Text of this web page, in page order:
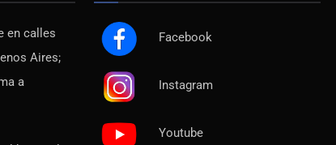
en calles
Aires;
a
Facebook
Instagram
Youtube